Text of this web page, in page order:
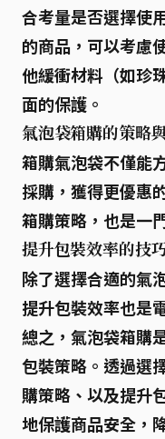
合考量是否選擇使
的商品，可以考慮
他緩衝材料（如珍
面的保護。
氣泡袋箱購的策略
箱購氣泡袋不僅能
採購，獲得更優惠
箱購策略，也是一
提升包裝效率的技
除了選擇合適的氣
提升包裝效率也是
總之， 氣泡袋箱購
包裝策略。透過選
購策略、以及提升
地保護商品安全，